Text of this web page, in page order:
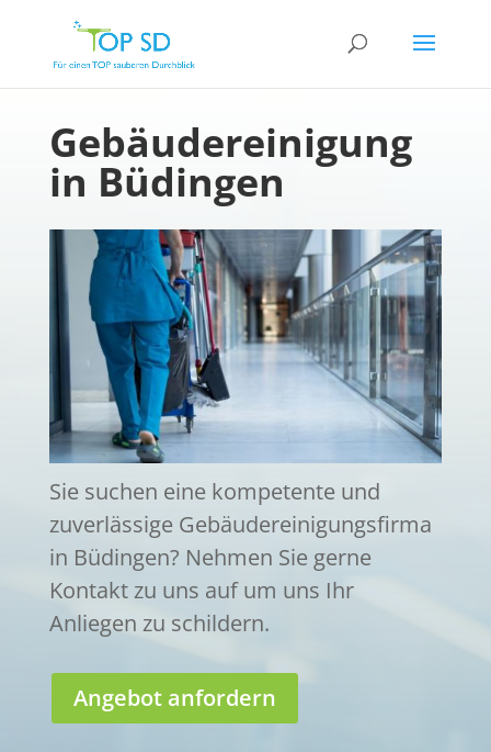
Gebäudereinigung
in Büdingen
Sie suchen eine kompetente und
zuverlässige Gebäudereinigungsfirma
in Büdingen? Nehmen Sie gerne
Kontakt zu uns auf um uns Ihr
Anliegen zu schildern.
Angebot anfordern